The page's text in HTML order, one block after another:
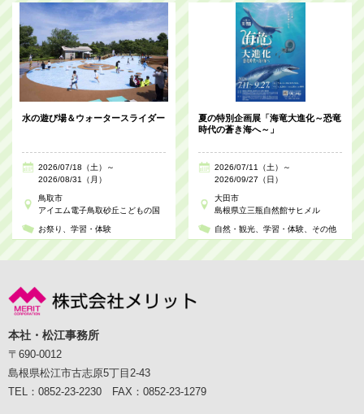
水の遊び場＆ウォータースライダー
2026/07/18（土）～
2026/08/31（月）
鳥取市
アイエム電子鳥取砂丘こどもの国
お祭り 学習・体験
夏の特別企画展「海竜大進化～恐竜
時代の蒼き海へ～」
2026/07/11（土）～
2026/09/27（日）
大田市
島根県立三瓶自然館サヒメル
自然・観光 学習・体験 その他
本社・松江事務所
〒690-0012
島根県松江市古志原5丁目2-43
TEL：0852-23-2230 FAX：0852-23-1279